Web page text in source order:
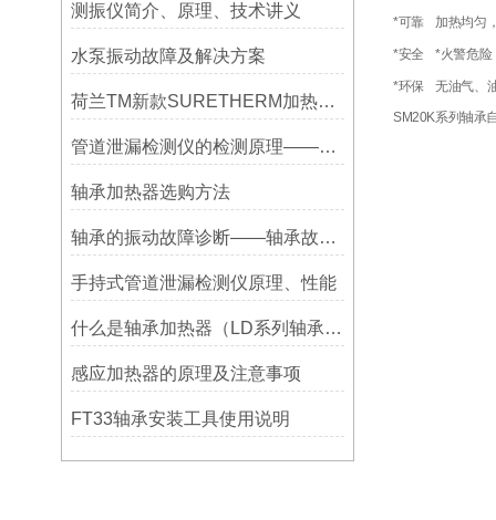
测振仪简介、原理、技术讲义
水泵振动故障及解决方案
荷兰TM新款SURETHERM加热器操作介绍
管道泄漏检测仪的检测原理——宁波利德
轴承加热器选购方法
轴承的振动故障诊断——轴承故障检测仪
手持式管道泄漏检测仪原理、性能
什么是轴承加热器（LD系列轴承加热器）-宁波利德仪器
感应加热器的原理及注意事项
FT33轴承安装工具使用说明
*可靠 加热均匀
*安全 *火警危险
*环保
无油气、
SM20K系列轴承